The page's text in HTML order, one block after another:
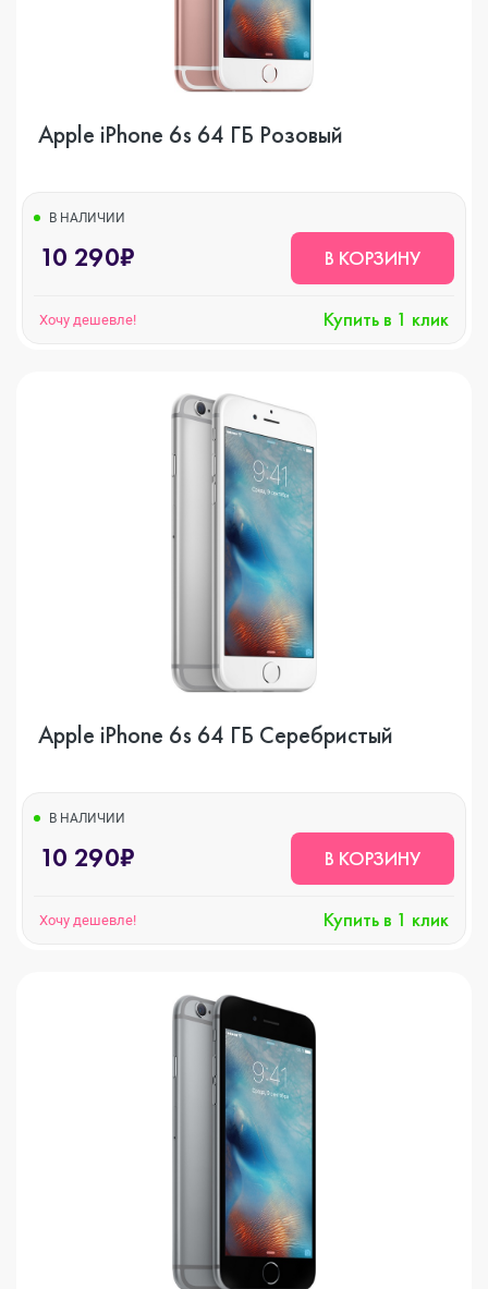
Apple iPhone 6s 64 ГБ Розовый
В НАЛИЧИИ
10 290₽ В КОРЗИНУ
Хочу дешевле! Купить в 1 клик
Apple iPhone 6s 64 ГБ Серебристый
В НАЛИЧИИ
10 290₽ В КОРЗИНУ
Хочу дешевле! Купить в 1 клик